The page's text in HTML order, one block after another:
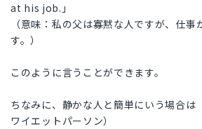
at his job.」
（意味：私の父は寡黙な人ですが、仕事
す。）
このように言うことができます。
ちなみに、静かな人と簡単にいう場合
ワイエットパーソン）